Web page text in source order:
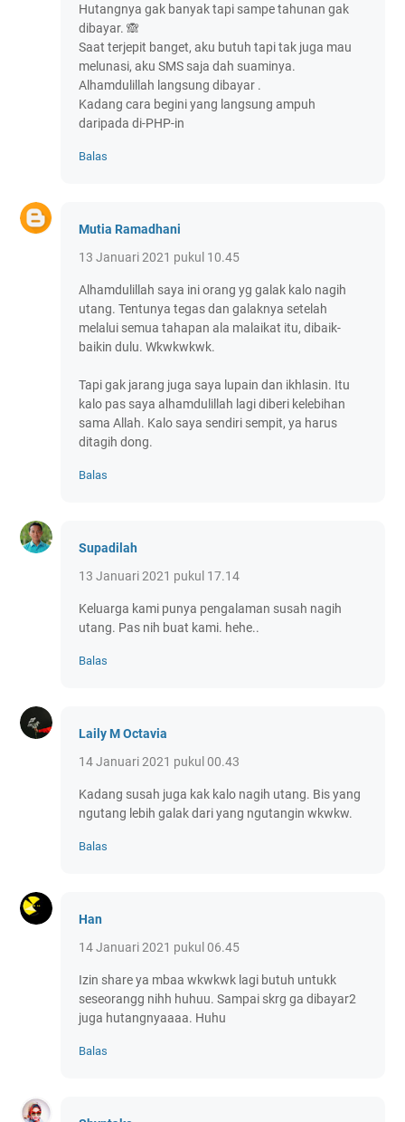
Hutangnya gak banyak tapi sampe tahunan gak
dibayar. 🙈
Saat terjepit banget, aku butuh tapi tak juga mau
melunasi, aku SMS saja dah suaminya.
Alhamdulillah langsung dibayar .
Kadang cara begini yang langsung ampuh
daripada di-PHP-in
Balas
Mutia Ramadhani
13 Januari 2021 pukul 10.45
Alhamdulillah saya ini orang yg galak kalo nagih
utang. Tentunya tegas dan galaknya setelah
melalui semua tahapan ala malaikat itu, dibaik-
baikin dulu. Wkwkwkwk.
Tapi gak jarang juga saya lupain dan ikhlasin. Itu
kalo pas saya alhamdulillah lagi diberi kelebihan
sama Allah. Kalo saya sendiri sempit, ya harus
ditagih dong.
Balas
Supadilah
13 Januari 2021 pukul 17.14
Keluarga kami punya pengalaman susah nagih
utang. Pas nih buat kami. hehe..
Balas
Laily M Octavia
14 Januari 2021 pukul 00.43
Kadang susah juga kak kalo nagih utang. Bis yang
ngutang lebih galak dari yang ngutangin wkwkw.
Balas
Han
14 Januari 2021 pukul 06.45
Izin share ya mbaa wkwkwk lagi butuh untukk
seseorangg nihh huhuu. Sampai skrg ga dibayar2
juga hutangnyaaaa. Huhu
Balas